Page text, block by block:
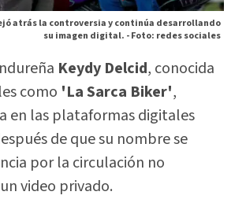
atrás la controversia y continúa desarrollando
su imagen digital. -Foto: redes sociales
Keydy Delcid, conocida
como 'La Sarca Biker',
en las plataformas digitales
de que su nombre se
por la circulación no
video privado.